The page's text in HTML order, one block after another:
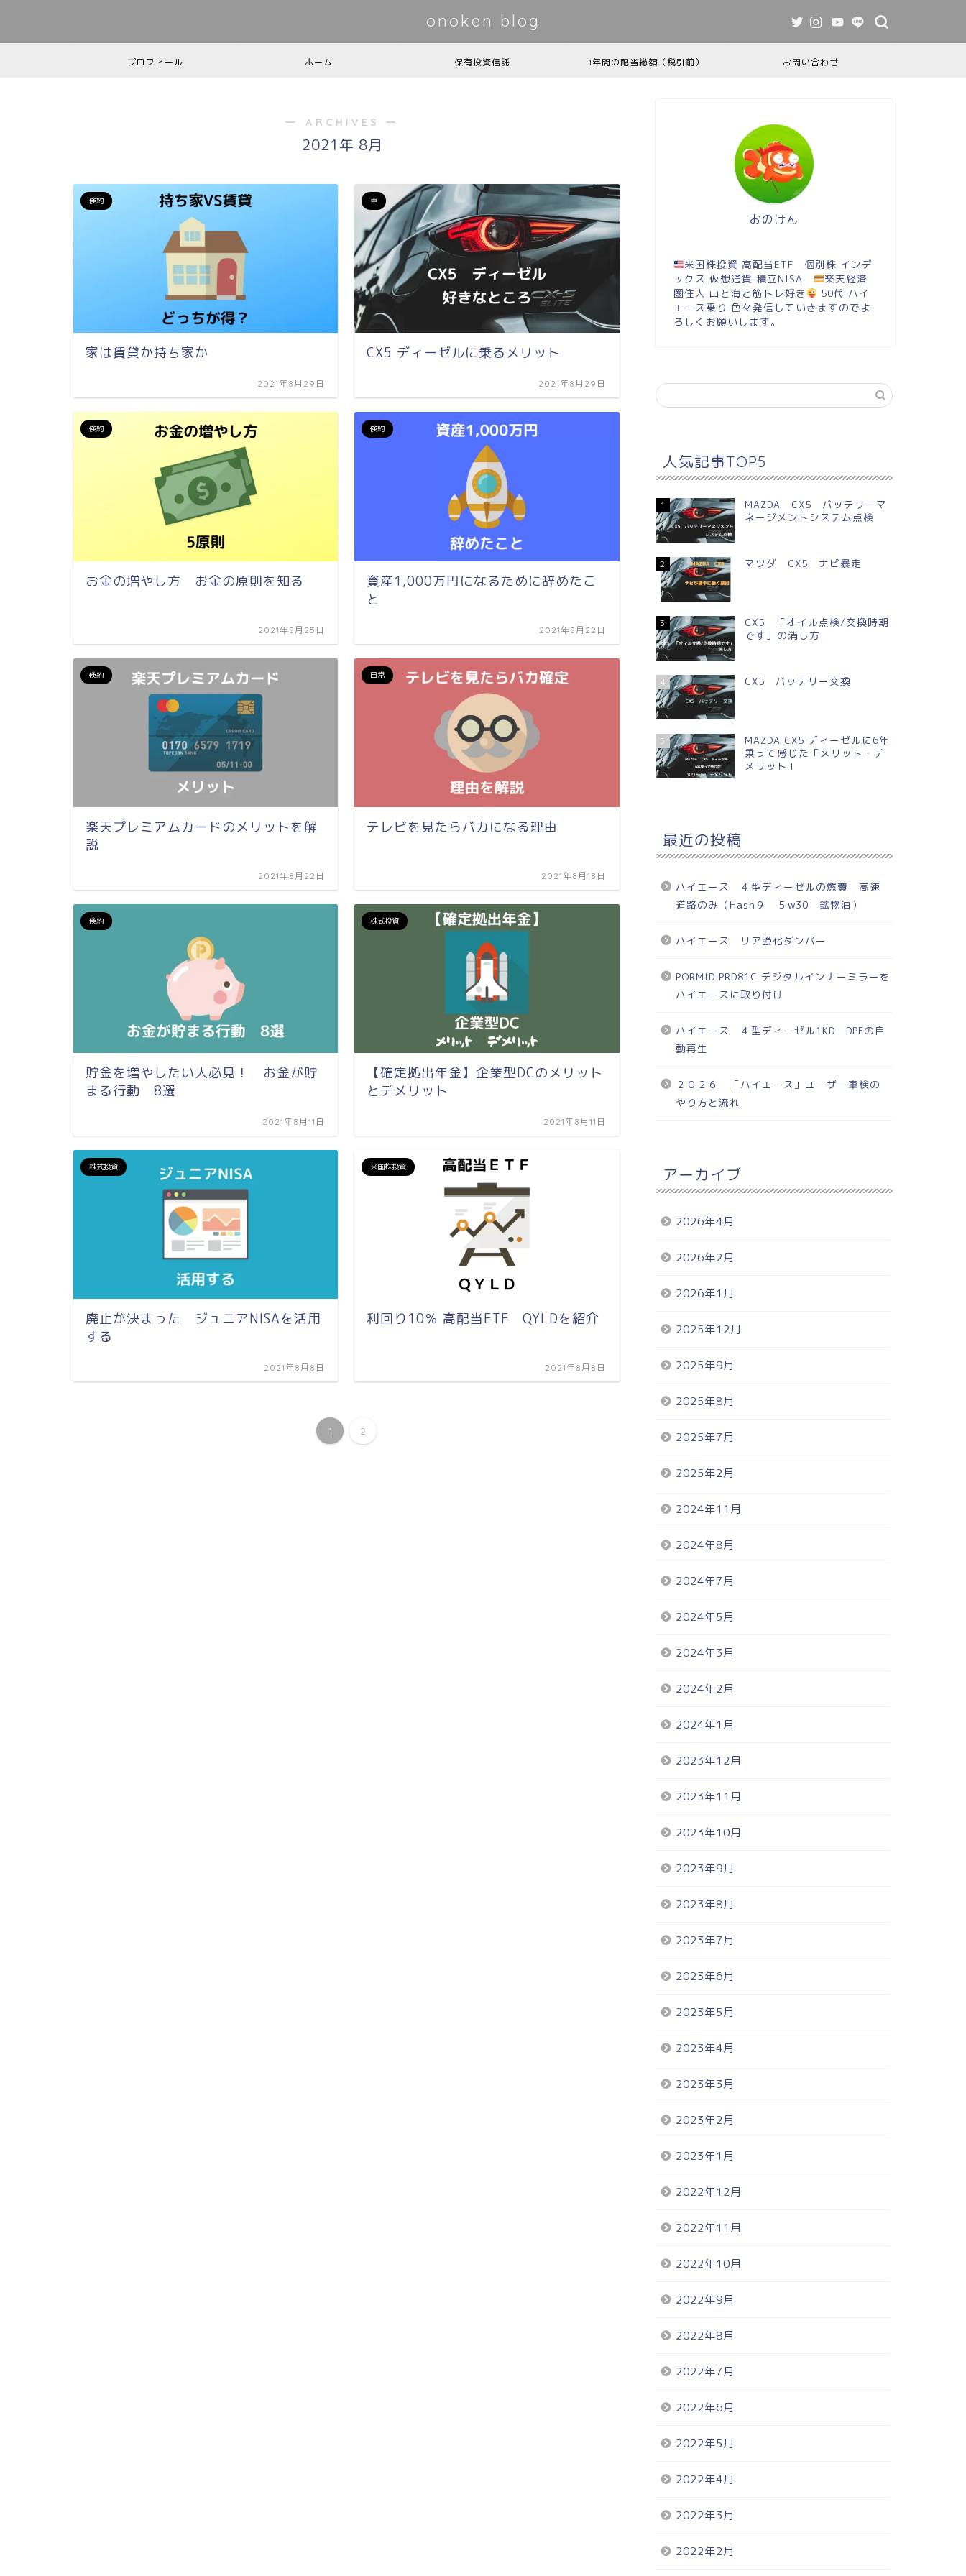
onoken blog
プロフィール ホーム 保有投資信託 1年間の配当総額（税引前） お問い合わせ
― ARCHIVES ―
2021年 8月
倹約
家は賃貸か持ち家か
2021年8月29日
車
CX5 ディーゼルに乗るメリット
2021年8月29日
倹約
お金の増やし方 お金の原則を知る
2021年8月25日
倹約
資産1,000万円になるために辞めたこ
と
2021年8月22日
倹約
楽天プレミアムカードのメリットを解
説
2021年8月22日
日常
テレビを見たらバカになる理由
2021年8月18日
倹約
貯金を増やしたい人必見！ お金が貯
まる行動 8選
2021年8月11日
株式投資
【確定拠出年金】企業型DCのメリット
とデメリット
2021年8月11日
株式投資
廃止が決まった ジュニアNISAを活用
する
2021年8月8日
米国株投資
利回り10％ 高配当ETF QYLDを紹介
2021年8月8日
1 2
おのけん
米国株投資 高配当ETF 個別株 インデ
ックス 仮想通貨 積立NISA
楽天経済
圏住人 山と海と筋トレ好き
50代 ハイ
エース乗り 色々発信していきますのでよ
ろしくお願いします。
人気記事TOP5
1
MAZDA CX5 バッテリーマ
ネージメントシステム点検
2 マツダ CX5 ナビ暴走
3
CX5 「オイル点検/交換時期
です」の消し方
4 CX5 バッテリー交換
5
MAZDA CX5 ディーゼルに6年
乗って感じた「メリット・デ
メリット」
最近の投稿
ハイエース ４型ディーゼルの燃費 高速
道路のみ（Hash９ ５w30 鉱物油）
ハイエース リア強化ダンパー
PORMID PRD81C デジタルインナーミラーを
ハイエースに取り付け
ハイエース ４型ディーゼル1KD DPFの自
動再生
２０２６ 「ハイエース」ユーザー車検の
やり方と流れ
アーカイブ
2026年4月
2026年2月
2026年1月
2025年12月
2025年9月
2025年8月
2025年7月
2025年2月
2024年11月
2024年8月
2024年7月
2024年5月
2024年3月
2024年2月
2024年1月
2023年12月
2023年11月
2023年10月
2023年9月
2023年8月
2023年7月
2023年6月
2023年5月
2023年4月
2023年3月
2023年2月
2023年1月
2022年12月
2022年11月
2022年10月
2022年9月
2022年8月
2022年7月
2022年6月
2022年5月
2022年4月
2022年3月
2022年2月